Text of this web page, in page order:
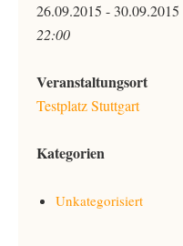
26.09.2015 - 30.09.2015
22:00
Veranstaltungsort
Testplatz Stuttgart
Kategorien
Unkategorisiert